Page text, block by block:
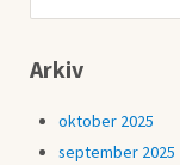
Arkiv
oktober 2025
september 2025